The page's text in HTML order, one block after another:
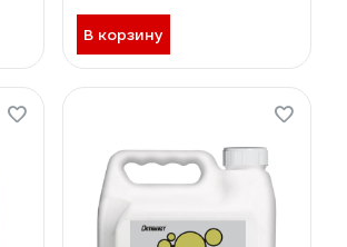
В корзину